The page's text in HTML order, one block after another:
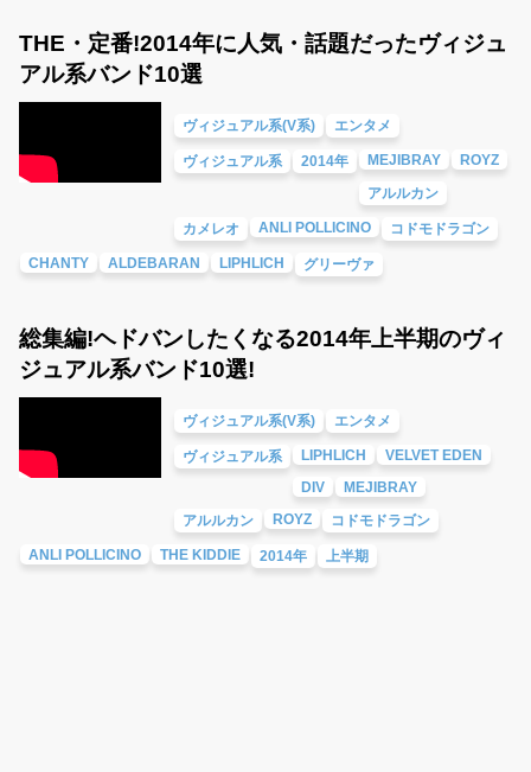
THE・定番!2014年に人気・話題だったヴィジュ
アル系バンド10選
ヴィジュアル系(V系) エンタメ
ヴィジュアル系 2014年 MEJIBRAY
ROYZ
アルルカン
カメレオ ANLI POLLICINO コドモドラゴン
CHANTY ALDEBARAN LIPHLICH グリーヴァ
総集編!ヘドバンしたくなる2014年上半期のヴィ
ジュアル系バンド10選!
ヴィジュアル系(V系) エンタメ
ヴィジュアル系 LIPHLICH
VELVET EDEN
DIV
MEJIBRAY
アルルカン
ROYZ コドモドラゴン
ANLI POLLICINO THE KIDDIE 2014年 上半期